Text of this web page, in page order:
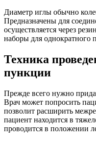
Диаметр иглы обычно
Предназначены для
осуществляется через
наборы для однократного
Техника
пункции
Прежде всего нужно
Врач может попросить
позволит расширить
пациент находится в
проводится в положении